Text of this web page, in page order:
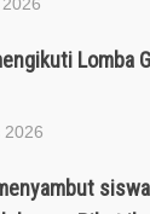
Lomba
2026